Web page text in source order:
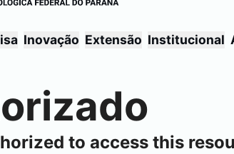
Inovação Extensão Institucional
to access this